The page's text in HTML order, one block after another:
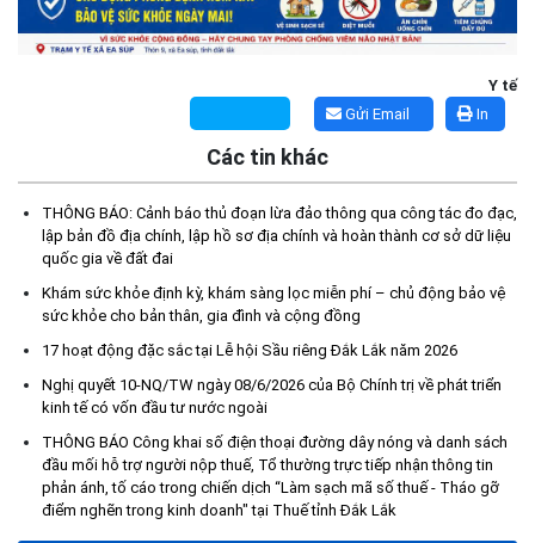
Y tế
In
Gửi Email
Các tin khác
THÔNG BÁO: Cảnh báo thủ đoạn lừa đảo thông qua công tác đo đạc,
lập bản đồ địa chính, lập hồ sơ địa chính và hoàn thành cơ sở dữ liệu
quốc gia về đất đai
Khám sức khỏe định kỳ, khám sàng lọc miễn phí – chủ động bảo vệ
sức khỏe cho bản thân, gia đình và cộng đồng
17 hoạt động đặc sắc tại Lễ hội Sầu riêng Đắk Lắk năm 2026
Nghị quyết 10-NQ/TW ngày 08/6/2026 của Bộ Chính trị về phát triển
kinh tế có vốn đầu tư nước ngoài
THÔNG BÁO Công khai số điện thoại đường dây nóng và danh sách
đầu mối hỗ trợ người nộp thuế, Tổ thường trực tiếp nhận thông tin
phản ánh, tố cáo trong chiến dịch “Làm sạch mã số thuế - Tháo gỡ
điểm nghẽn trong kinh doanh" tại Thuế tỉnh Đắk Lắk
Kế hoạch Tổ chức lấy mẫu hài cốt liệt sĩ đối với các mộ chưa
xác định được thông tin trong nghĩa trang liệt sĩ trên địa bàn xã
(06/08/2026)
Thông báo nghiêm cấm sử dụng đất với khu vực Quy hoạch
cấp đất sản xuất cho các hộ nghèo, cận nghèo thiếu đất sản
xuất trên địa bàn xã.
(06/08/2026)